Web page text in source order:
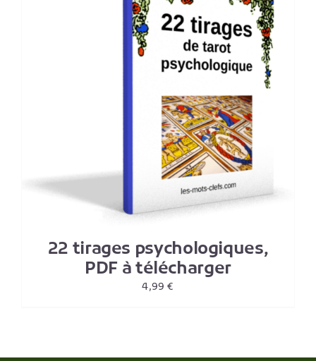
22 tirages psychologiques,
PDF à télécharger
4,99€